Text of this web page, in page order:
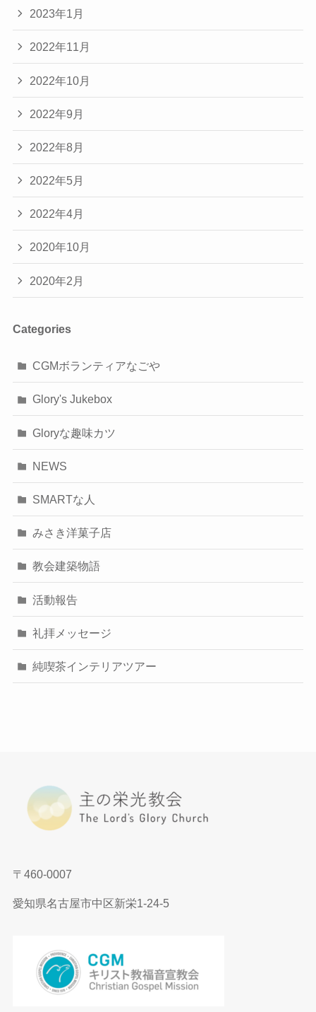
2023年1月
2022年11月
2022年10月
2022年9月
2022年8月
2022年5月
2022年4月
2020年10月
2020年2月
Categories
CGMボランティアなごや
Glory's Jukebox
Gloryな趣味カツ
NEWS
SMARTな人
みさき洋菓子店
教会建築物語
活動報告
礼拝メッセージ
純喫茶インテリアツアー
〒460-0007
愛知県名古屋市中区新栄1-24-5